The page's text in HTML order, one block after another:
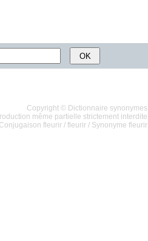
Copyright © Dictionnaire synonymes
même partielle strictement interdite
Conjugaison fleurir / fleurir / Synonyme fleurir